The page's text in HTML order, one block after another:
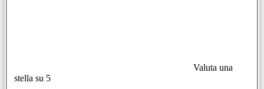
Valuta una
stella su 5